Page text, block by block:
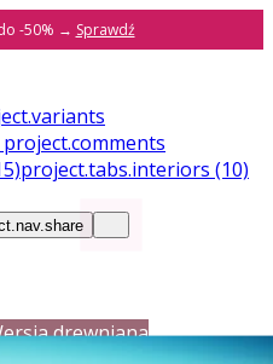
-50% → Sprawdź
project.comments
project.tabs.interiors (10)
drewniana